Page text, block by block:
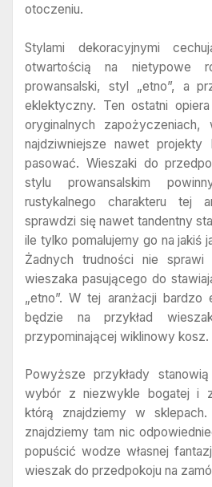
otoczeniu.
Stylami dekoracyjnymi
otwartością na nietypowe
prowansalski, styl „etno”, a
eklektyczny. Ten ostatni
oryginalnych
najdziwniejsze nawet projekty
pasować. Wieszaki do
stylu prowansalskim
rustykalnego charakteru tej
sprawdzi się nawet tandentny
ile tylko pomalujemy go na jakiś
Żadnych trudności nie sprawi
wieszaka pasującego do
„etno”. W tej aranżacji bardzo
będzie na przykład
przypominającej wiklinowy kosz.
Powyższe przykłady
wybór z niezwykle bogatej i
którą znajdziemy w
znajdziemy tam nic
popuścić wodze własnej
wieszak do przedpokoju na